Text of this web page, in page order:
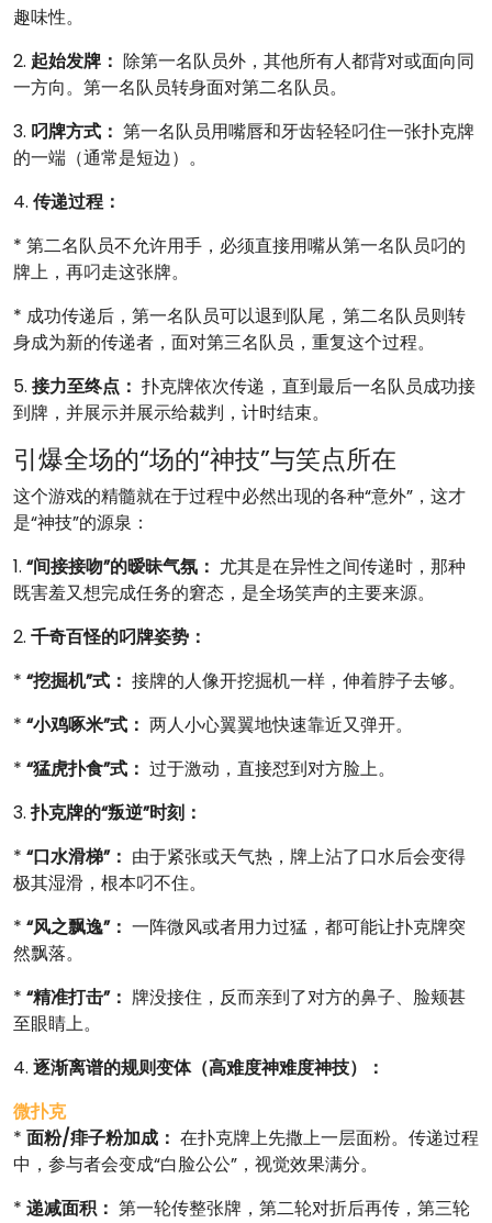
趣味性。
2. 起始发牌： 除第一名队员外，其他所有人都背对或面向同
一方向。第一名队员转身面对第二名队员。
3. 叼牌方式： 第一名队员用嘴唇和牙齿轻轻叼住一张扑克牌
的一端（通常是短边）。
4. 传递过程：
* 第二名队员不允许用手，必须直接用嘴从第一名队员叼的
牌上，再叼走这张牌。
* 成功传递后，第一名队员可以退到队尾，第二名队员则转
身成为新的传递者，面对第三名队员，重复这个过程。
5. 接力至终点： 扑克牌依次传递，直到最后一名队员成功接
到牌，并展示并展示给裁判，计时结束。
引爆全场的“场的“神技”与笑点所在
这个游戏的精髓就在于过程中必然出现的各种“意外”，这才
是“神技”的源泉：
1. “间接接吻”的暧昧气氛： 尤其是在异性之间传递时，那种
既害羞又想完成任务的窘态，是全场笑声的主要来源。
2. 千奇百怪的叼牌姿势：
* “挖掘机”式： 接牌的人像开挖掘机一样，伸着脖子去够。
* “小鸡啄米”式： 两人小心翼翼地快速靠近又弹开。
* “猛虎扑食”式： 过于激动，直接怼到对方脸上。
3.扑克牌的“叛逆”时刻：
* “口水滑梯”： 由于紧张或天气热，牌上沾了口水后会变得
极其湿滑，根本叼不住。
* “风之飘逸”： 一阵微风或者用力过猛，都可能让扑克牌突
然飘落。
* “精准打击”： 牌没接住，反而亲到了对方的鼻子、脸颊甚
至眼睛上。
4. 逐渐离谱的规则变体（高难度神难度神技）：
微扑克
* 面粉/痱子粉加成： 在扑克牌上先撒上一层面粉。传递过程
中，参与者会变成“白脸公公”，视觉效果满分。
* 递减面积： 第一轮传整张牌，第二轮对折后再传，第三轮